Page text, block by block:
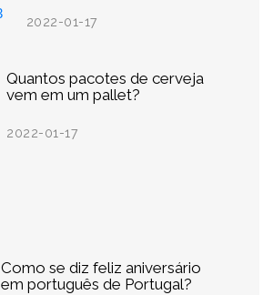
2022-01-17
Quantos pacotes de cerveja
vem em um pallet?
2022-01-17
Como se diz feliz aniversário
em português de Portugal?